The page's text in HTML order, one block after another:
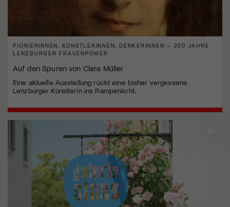
PIONIERINNEN, KÜNSTLERINNEN, DENKERINNEN – 200 JAHRE
LENZBURGER FRAUENPOWER
Auf den Spuren von Clara Müller
Eine aktuelle Ausstellung rückt eine bisher vergessene
Lenzburger Künstlerin ins Rampenlicht.